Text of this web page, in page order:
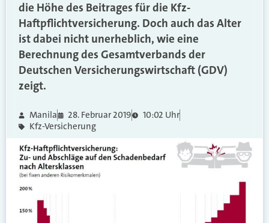
die Höhe des Beitrages für die Kfz-
Haftpflichtversicherung. Doch auch das Alter
ist dabei nicht unerheblich, wie eine
Berechnung des Gesamtverbands der
Deutschen Versicherungswirtschaft (GDV)
zeigt.
Manila 28. Februar 2019
10:02 Uhr
Kfz-Versicherung